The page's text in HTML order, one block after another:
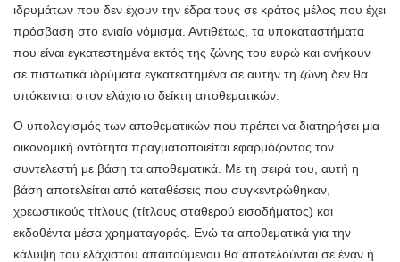
ιδρυμάτων που δεν έχουν την έδρα τους σε κράτος μέλος που έχει
πρόσβαση στο ενιαίο νόμισμα. Αντιθέτως, τα υποκαταστήματα
που είναι εγκατεστημένα εκτός της ζώνης του ευρώ και ανήκουν
σε πιστωτικά ιδρύματα εγκατεστημένα σε αυτήν τη ζώνη δεν θα
υπόκεινται στον ελάχιστο δείκτη αποθεματικών.
Ο υπολογισμός των αποθεματικών που πρέπει να διατηρήσει μια
οικονομική οντότητα πραγματοποιείται εφαρμόζοντας τον
συντελεστή με βάση τα αποθεματικά. Με τη σειρά του, αυτή η
βάση αποτελείται από καταθέσεις που συγκεντρώθηκαν,
χρεωστικούς τίτλους (τίτλους σταθερού εισοδήματος) και
εκδοθέντα μέσα χρηματαγοράς. Ενώ τα αποθεματικά για την
κάλυψη του ελάχιστου απαιτούμενου θα αποτελούνται σε έναν ή